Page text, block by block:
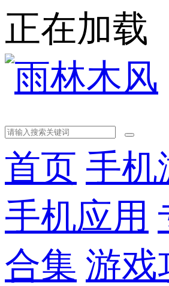
正在加载
首页 手机
手机应用
合集 游戏